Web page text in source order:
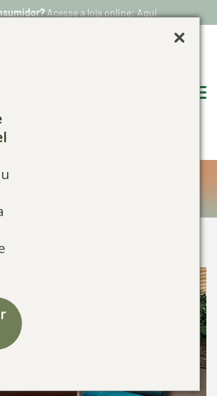
Acesse a loja online: Aqui
nossos produtos: